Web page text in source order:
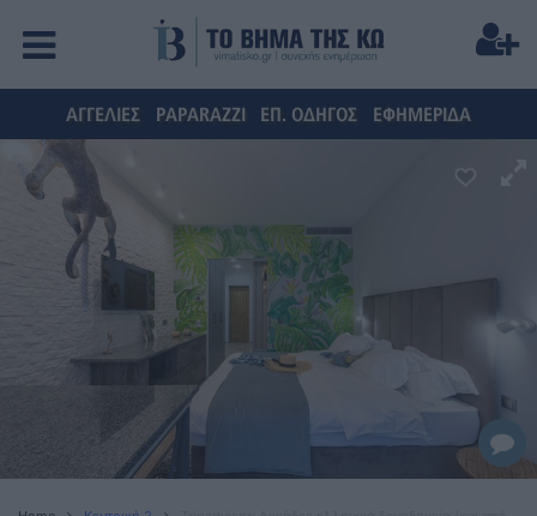
ΑΓΓΕΛΙΕΣ PAPARAZZI ΕΠ. ΟΔΗΓΟΣ ΕΦΗΜΕΡΙΔΑ